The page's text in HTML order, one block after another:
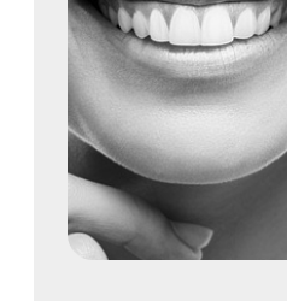
Подробнее